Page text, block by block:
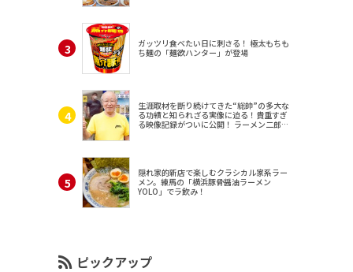
ガッツリ食べたい日に刺さる！ 極太もちも
ち麺の「麺欲ハンター」が登場
生涯取材を断り続けてきた“総帥”の多大な
る功績と知られざる実像に迫る！貴重すぎ
る映像記録がついに公開！ ラーメン二郎
隠れ家的新店で楽しむクラシカル家系ラー
メン。練馬の「横浜豚骨醤油ラーメン
YOLO」でラ飲み！
ピックアップ